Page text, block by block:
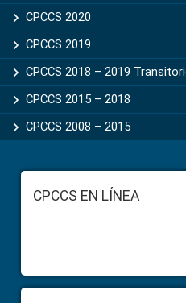
CPCCS 2020
CPCCS 2019 .
CPCCS 2018 – 2019
CPCCS 2015 – 2018
CPCCS 2008 – 2015
FooterCPCCS EN LÍNEA